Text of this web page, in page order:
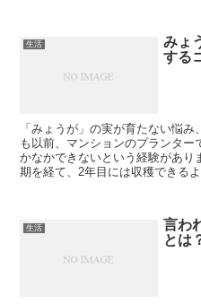
生活
みょ
する
「みょうが」の実が育たない悩
も以前、マンションのプランタ
かなかできないという経験があり
期を経て、2年目には収穫できる
生活
言わ
とは